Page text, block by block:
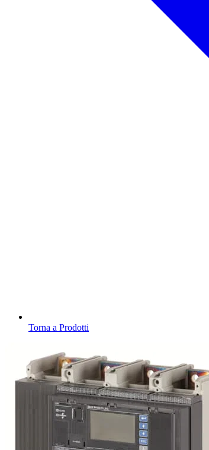
Torna a Prodotti